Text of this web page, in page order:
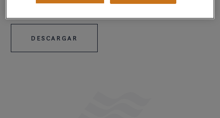
DESCARGAR